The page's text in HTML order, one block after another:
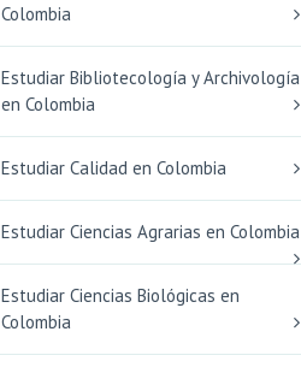
Colombia
Estudiar Bibliotecología y Archivología
en Colombia
Estudiar Calidad en Colombia
Estudiar Ciencias Agrarias en Colombia
Estudiar Ciencias Biológicas en
Colombia